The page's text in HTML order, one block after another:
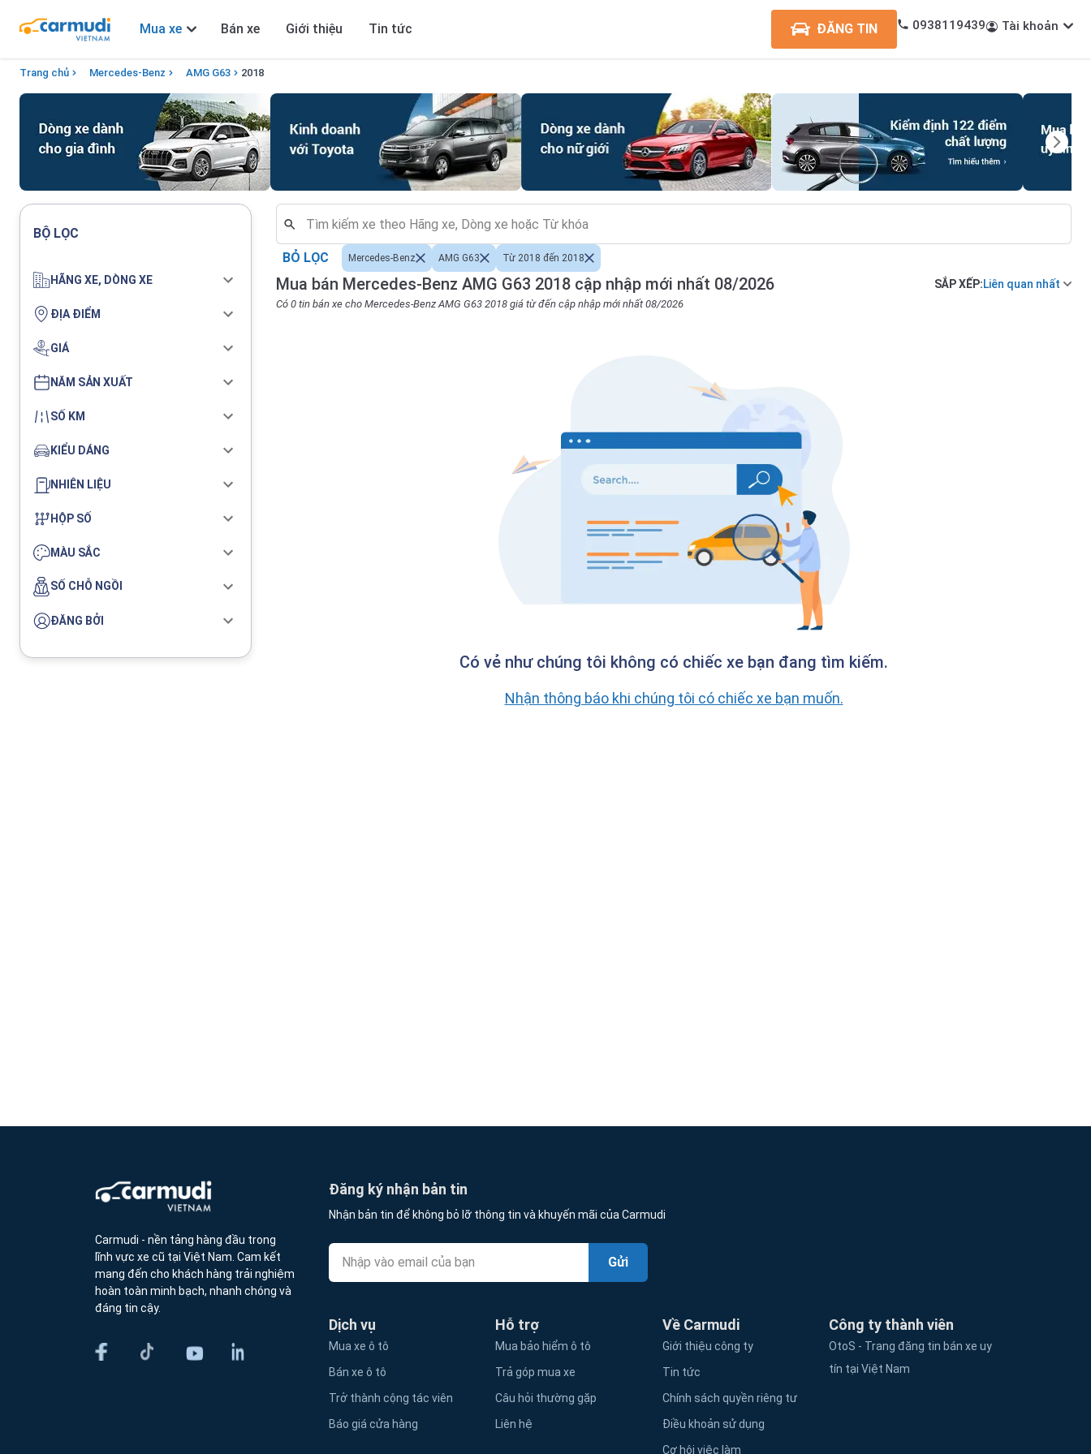
Mua xe Bán xe Giới thiệu Tin tức ĐĂNG TIN 0938119439 Tài khoản
Trang chủ Mercedes-Benz AMG G63 2018
BỘ LỌC
HÃNG XE, DÒNG XE
ĐỊA ĐIỂM
GIÁ
NĂM SẢN XUẤT
SỐ KM
KIỂU DÁNG
NHIÊN LIỆU
HỘP SỐ
MÀU SẮC
SỐ CHỖ NGỒI
ĐĂNG BỞI
Mua bán Mercedes-Benz AMG G63 2018 cập nhập mới nhất 08/2026 SẮP XẾP:Liên quan nhất
Có 0 tin bán xe cho Mercedes-Benz AMG G63 2018 giá từ đến cập nhập mới nhất 08/2026
BỎ LỌC Mercedes-Benz AMG G63 Từ 2018 đến 2018
Có vẻ như chúng tôi không có chiếc xe bạn đang tìm kiếm.
Nhận thông báo khi chúng tôi có chiếc xe bạn muốn.
Carmudi - nền tảng hàng đầu trong
lĩnh vực xe cũ tại Việt Nam. Cam kết
mang đến cho khách hàng trải nghiệm
hoàn toàn minh bạch, nhanh chóng và
đáng tin cậy.
Đăng ký nhận bản tin
Nhận bản tin để không bỏ lỡ thông tin và khuyến mãi của Carmudi
Gửi
Dịch vụ
Mua xe ô tô
Bán xe ô tô
Trở thành cộng tác viên
Báo giá cửa hàng
Hỗ trợ
Mua bảo hiểm ô tô
Trả góp mua xe
Câu hỏi thường gặp
Liên hệ
Về Carmudi
Giới thiệu công ty
Tin tức
Chính sách quyền riêng tư
Điều khoản sử dụng
Cơ hội việc làm
Công ty thành viên
OtoS - Trang đăng tin bán xe uy
tín tại Việt Nam